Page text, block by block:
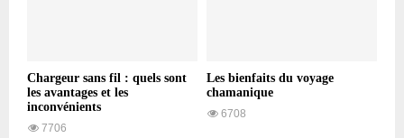
Chargeur sans fil : quels sont
les avantages et les
inconvénients
7706
Les bienfaits du voyage
chamanique
6708